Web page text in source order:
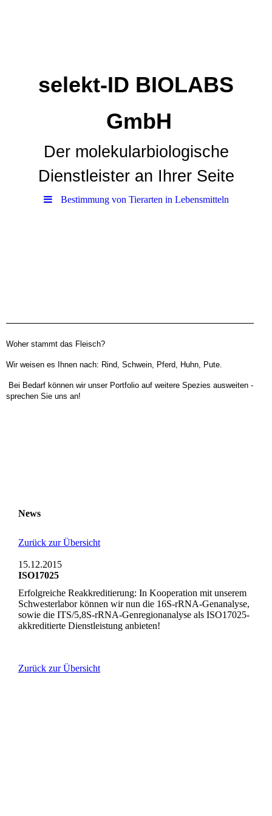
selekt-ID BIOLABS
GmbH
Der molekularbiologische
Dienstleister an Ihrer Seite
Bestimmung von Tierarten in Lebensmitteln
Woher stammt das Fleisch?
Wir weisen es Ihnen nach: Rind, Schwein, Pferd, Huhn, Pute.
Bei Bedarf können wir unser Portfolio auf weitere Spezies ausweiten -
sprechen Sie uns an!
News
Zurück zur Übersicht
15.12.2015
ISO17025
Erfolgreiche Reakkreditierung: In Kooperation mit unserem
Schwesterlabor können wir nun die 16S-rRNA-Genanalyse,
sowie die ITS/5,8S-rRNA-Genregionanalyse als ISO17025-
akkreditierte Dienstleistung anbieten!
Zurück zur Übersicht